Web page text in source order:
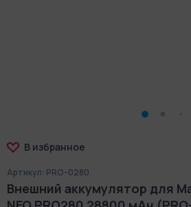
В избранное
Артикул: PRO-0280
Внешний аккумулятор для